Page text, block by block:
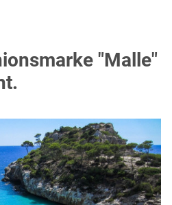
"Malle"